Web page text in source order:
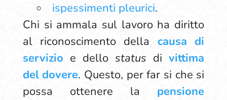
ispessimenti pleurici.
Chi si ammala sul lavoro ha diritto
al riconoscimento della causa di
servizio e dellostatus divittima
del dovere. Questo, per far si che si
possa ottenere la pensione